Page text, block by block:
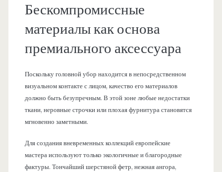
Бескомпромиссные
материалы как основа
премиального аксессуара
Поскольку головной убор находится в непосредственном
визуальном контакте с лицом, качество его материалов
должно быть безупречным. В этой зоне любые недостатки
ткани, неровные строчки или плохая фурнитура становятся
мгновенно заметными.
Для создания вневременных коллекций европейские
мастера используют только экологичные и благородные
фактуры. Тончайший шерстяной фетр, нежная ангора,